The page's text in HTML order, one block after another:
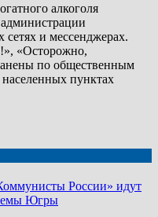
алкоголя
и мессенджерах.
«Осторожно,
по общественным
пунктах
России» идут
Югры